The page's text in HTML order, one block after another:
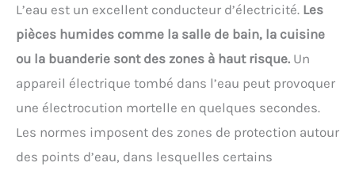
L’eau est un excellent conducteur d’électricité. Les
pièces humides comme la salle de bain, la cuisine
ou la buanderie sont des zones à haut risque. Un
appareil électrique tombé dans l’eau peut provoquer
une électrocution mortelle en quelques secondes.
Les normes imposent des zones de protection autour
des points d’eau, dans lesquelles certains